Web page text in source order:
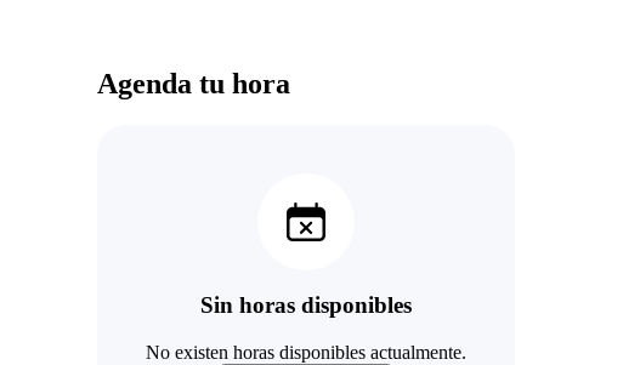
Agenda tu hora
Sin horas disponibles
No existen horas disponibles actualmente.